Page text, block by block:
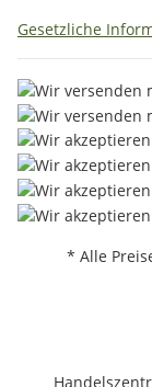
Gesetzliche
* Alle